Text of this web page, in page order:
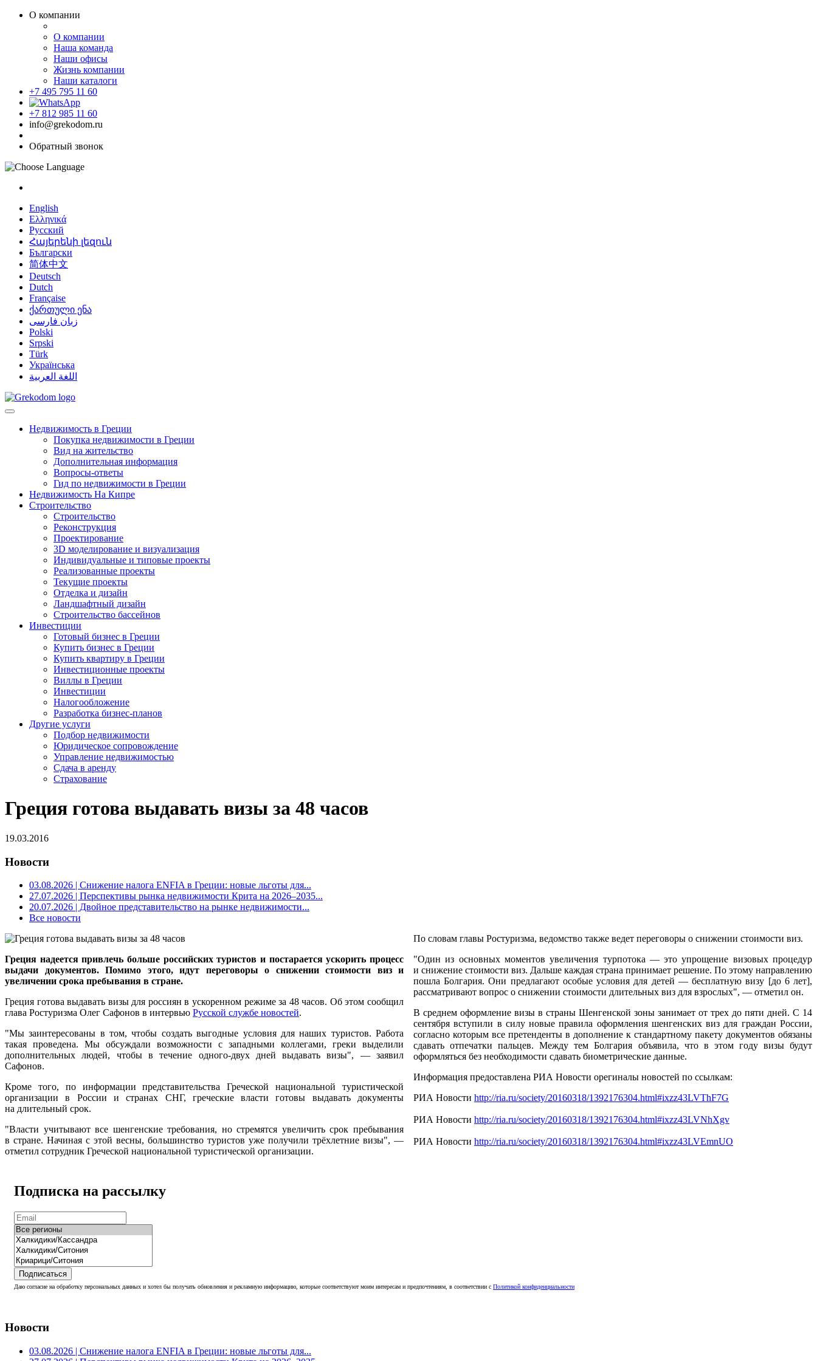
О компании
О компании
Наша команда
Наши офисы
Жизнь компании
Наши каталоги
+7 495 795 11 60
+7 812 985 11 60
info@grekodom.ru
Обратный звонок
English
Ελληνικά
Русский
Հայերենի լեզուն
Български
简体中文
Deutsch
Dutch
Française
ქართული ენა
زبان فارسی
Polski
Srpski
Türk
Українська
اللغة العربية
Недвижимость в Греции
Покупка недвижимости в Греции
Вид на жительство
Дополнительная информация
Вопросы-ответы
Гид по недвижимости в Греции
Недвижимость На Кипре
Строительство
Строительство
Реконструкция
Проектирование
3D моделирование и визуализация
Индивидуальные и типовые проекты
Реализованные проекты
Текущие проекты
Отделка и дизайн
Ландшафтный дизайн
Строительство бассейнов
Инвестиции
Готовый бизнес в Греции
Купить бизнес в Греции
Купить квартиру в Греции
Инвестиционные проекты
Виллы в Греции
Инвестиции
Налогообложение
Разработка бизнес-планов
Другие услуги
Подбор недвижимости
Юридическое сопровождение
Управление недвижимостью
Сдача в аренду
Страхование
Греция готова выдавать визы за 48 часов
19.03.2016
Новости
03.08.2026 | Снижение налога ENFIA в Греции: новые льготы для...
27.07.2026 | Перспективы рынка недвижимости Крита на 2026–2035...
20.07.2026 | Двойное представительство на рынке недвижимости...
Все новости
Греция надеется привлечь больше российских туристов и постарается ускорить процесс
выдачи документов. Помимо этого, идут переговоры о снижении стоимости виз и
увеличении срока пребывания в стране.
Греция готова выдавать визы для россиян в ускоренном режиме за 48 часов. Об этом сообщил
глава Ростуризма Олег Сафонов в интервью Русской службе новостей.
"Мы заинтересованы в том, чтобы создать выгодные условия для наших туристов. Работа
такая проведена. Мы обсуждали возможности с западными коллегами, греки выделили
дополнительных людей, чтобы в течение одного-двух дней выдавать визы", — заявил
Сафонов.
Кроме того, по информации представительства Греческой национальной туристической
организации в России и странах СНГ, греческие власти готовы выдавать документы
на длительный срок.
"Власти учитывают все шенгенские требования, но стремятся увеличить срок пребывания
в стране. Начиная с этой весны, большинство туристов уже получили трёхлетние визы", —
отметил сотрудник Греческой национальной туристической организации.
По словам главы Ростуризма, ведомство также ведет переговоры о снижении стоимости виз.
"Один из основных моментов увеличения турпотока — это упрощение визовых процедур
и снижение стоимости виз. Дальше каждая страна принимает решение. По этому направлению
пошла Болгария. Они предлагают особые условия для детей — бесплатную визу [до 6 лет],
рассматривают вопрос о снижении стоимости длительных виз для взрослых", — отметил он.
В среднем оформление визы в страны Шенгенской зоны занимает от трех до пяти дней. С 14
сентября вступили в силу новые правила оформления шенгенских виз для граждан России,
согласно которым все претенденты в дополнение к стандартному пакету документов обязаны
сдавать отпечатки пальцев. Между тем Болгария объявила, что в этом году визы будут
оформляться без необходимости сдавать биометрические данные.
Информация предоставлена РИА Новости орегиналы новостей по ссылкам:
РИА Новости http://ria.ru/society/20160318/1392176304.html#ixzz43LVThF7G
РИА Новости http://ria.ru/society/20160318/1392176304.html#ixzz43LVNhXgv
РИА Новости http://ria.ru/society/20160318/1392176304.html#ixzz43LVEmnUO
Подписка на рассылку
Подписаться
Даю согласие на обработку персональных данных и хотел бы получать обновления и рекламную информацию, которые соответствуют моим интересам и предпочтениям, в соответствии с Политикой конфиденциальности
Новости
03.08.2026 | Снижение налога ENFIA в Греции: новые льготы для...